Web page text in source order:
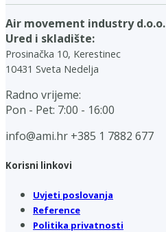
Air movement industry d.o.o.
Ured i skladište:
Prosinačka 10, Kerestinec
10431 Sveta Nedelja
Radno vrijeme:
Pon - Pet: 7:00 - 16:00
info@ami.hr +385 1 7882 677
Korisni linkovi
Uvjeti poslovanja
Reference
Politika privatnosti